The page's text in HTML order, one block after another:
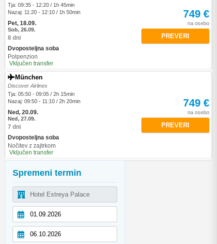
Spremeni termin
Tja: 09:35 - 12:20 / 1h 45min
Nazaj: 11:20 - 12:10 / 1h 50min
Pet, 18.09.
Sob, 26.09.
8 dni
Dvoposteljna soba
Polpenzion
Vključen transfer
749 €
na osebo
PREVERI
München
Discover Airlines
Tja: 05:50 - 09:05 / 2h 15min
Nazaj: 09:50 - 11:10 / 2h 20min
Ned, 20.09.
Ned, 27.09.
7 dni
Dvoposteljna soba
Nočitev z zajtrkom
Vključen transfer
749 €
na osebo
PREVERI